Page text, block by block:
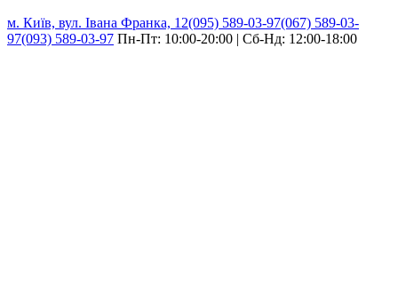
м. Київ, вул. Івана Франка, 12(095) 589-03-97(067) 589-03-
97(093) 589-03-97 Пн-Пт: 10:00-20:00 | Сб-Нд: 12:00-18:00